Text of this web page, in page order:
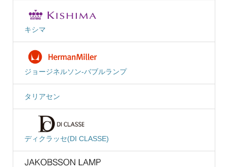
キシマ
ジョージネルソン-バブルランプ
タリアセン
ディクラッセ(DI CLASSE)